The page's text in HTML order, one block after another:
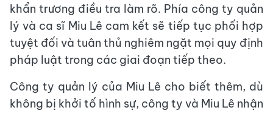
khẩn trương điều tra làm rõ. Phía công ty quản
lý và ca sĩ Miu Lê cam kết sẽ tiếp tục phối hợp
tuyệt đối và tuân thủ nghiêm ngặt mọi quy định
pháp luật trong các giai đoạn tiếp theo.
Công ty quản lý của Miu Lê cho biết thêm, dù
không bị khởi tố hình sự, công ty và Miu Lê nhận